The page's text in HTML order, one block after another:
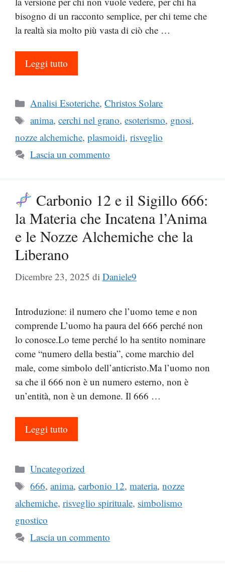
bisogno di un racconto semplice, per chi teme che
la realtà sia molto più vasta di ciò che …
Leggi tutto
Categorie
Analisi Esoteriche,Christos Solare
Tag
anima,cerchi nel grano,esoterismo, gnosi,
nozze alchemiche, plasmoidi, risveglio
Lascia un commento
Carbonio 12 e il Sigillo 666:
la Materia che Incatena l’Anima
e le Nozze Alchemiche che la
Liberano
Dicembre 23, 2025 di Daniele9
Introduzione: il numero che l’uomo teme e non
comprende L’uomo ha paura del 666 perché non
lo conosce.Lo teme perché lo ha sentito nominare
come “numero della bestia”, come marchio del
male, come simbolo dell’anticristo.Ma l’uomo non
sa che il 666 non è un numero esterno, non è
un’entità, non è un demone. Il 666 …
Leggi tutto
Categorie
Uncategorized
Tag
666,anima,carbonio 12,materia,nozze
alchemiche, risveglio spirituale, simbolismo
gnostico
Lascia un commento